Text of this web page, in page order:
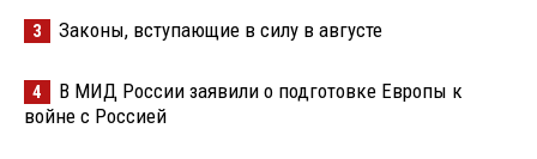
3 Законы, вступающие в силу в августе
4
В МИД России заявили о подготовке Европы к
войне с Россией